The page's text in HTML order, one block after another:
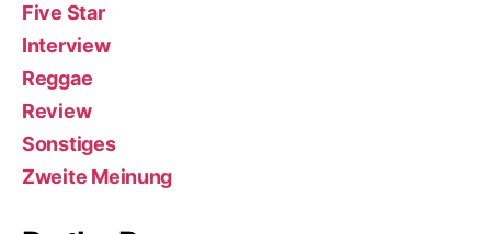
Five Star
Interview
Reggae
Review
Sonstiges
Zweite Meinung